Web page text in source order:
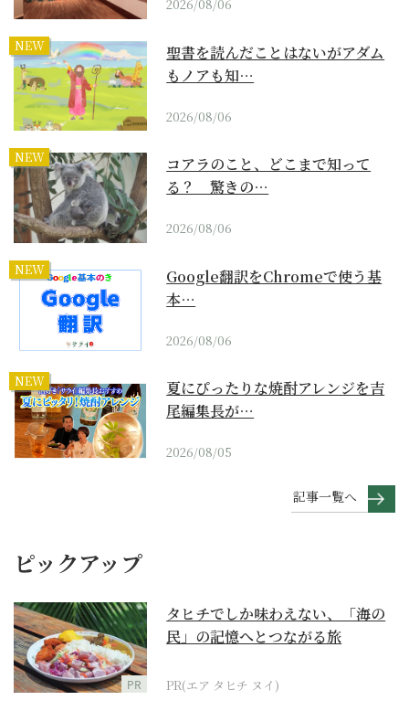
2026/08/06
NEW
聖書を読んだことはないがアダム
もノアも知…
2026/08/06
NEW
コアラのこと、どこまで知って
る？ 驚きの…
2026/08/06
NEW
Google翻訳をChromeで使う基
本…
2026/08/06
NEW
夏にぴったりな焼酎アレンジを吉
尾編集長が…
2026/08/05
記事一覧へ
ピックアップ
PR
タヒチでしか味わえない、「海の
民」の記憶へとつながる旅
PR(エア タヒチ ヌイ)